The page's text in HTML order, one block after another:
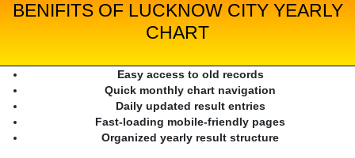
BENIFITS OF LUCKNOW CITY YEARLY
CHART
Easy access to old records
Quick monthly chart navigation
Daily updated result entries
Fast-loading mobile-friendly pages
Organized yearly result structure